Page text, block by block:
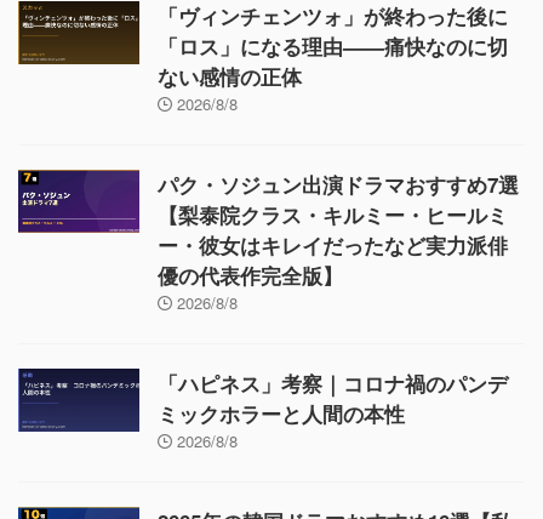
「ヴィンチェンツォ」が終わった後に
「ロス」になる理由——痛快なのに切
ない感情の正体
2026/8/8
パク・ソジュン出演ドラマおすすめ7選
【梨泰院クラス・キルミー・ヒールミ
ー・彼女はキレイだったなど実力派俳
優の代表作完全版】
2026/8/8
「ハピネス」考察｜コロナ禍のパンデ
ミックホラーと人間の本性
2026/8/8